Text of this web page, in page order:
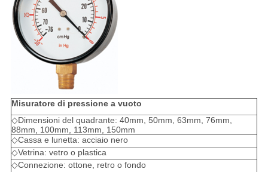
Misuratore di pressione a vuoto
◇Dimensioni del quadrante: 40mm, 50mm, 63mm, 76mm,
88mm, 100mm, 113mm, 150mm
◇Cassa e lunetta: acciaio nero
◇Vetrina: vetro o plastica
◇Connezione: ottone, retro o fondo